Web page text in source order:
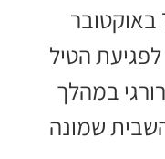
בית החולים, החל מאירועי 7 באוקטובר
הטיל
במהלך
שמונה